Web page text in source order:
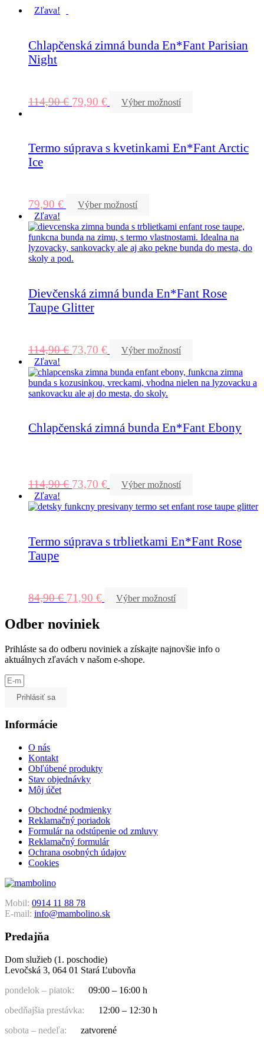
Zľava!
Chlapčenská zimná bunda En*Fant Parisian
Night
114,90€ 79,90 € Výber možností
Termo súprava s kvetinkami En*Fant Arctic
Ice
79,90 €
Výber možností
Zľava!
Dievčenská zimná bunda En*Fant Rose
Taupe Glitter
114,90€ 73,70 €
Výber možností
Zľava!
Chlapčenská zimná bunda En*Fant Ebony
114,90€ 73,70 €
Výber možností
Zľava!
Termo súprava s trblietkami En*Fant Rose
Taupe
84,90€ 71,90 € Výber možností
Odber noviniek
Prihláste sa do odberu noviniek a získajte najnovšie info o
aktuálnych zľavách v našom e-shope.
Prihlásiť sa
Informácie
O nás
Kontakt
Obľúbené produkty
Stav objednávky
Môj účet
Obchodné podmienky
Reklamačný poriadok
Formulár na odstúpenie od zmluvy
Reklamačný formulár
Ochrana osobných údajov
Cookies
Mobil: 0914 11 88 78
E-mail: info@mambolino.sk
Predajňa
Dom služieb (1. poschodie)
Levočská 3, 064 01 Stará Ľubovňa
pondelok – piatok:
09:00 – 16:00 h
obedňajšia prestávka:
12:00 – 12:30 h
sobota – nedeľa:
zatvorené